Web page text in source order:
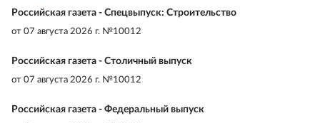
Российская газета - Спецвыпуск: Строительство
от 07 августа 2026 г. №10012
Российская газета - Столичный выпуск
от 07 августа 2026 г. №10012
Российская газета - Федеральный выпуск